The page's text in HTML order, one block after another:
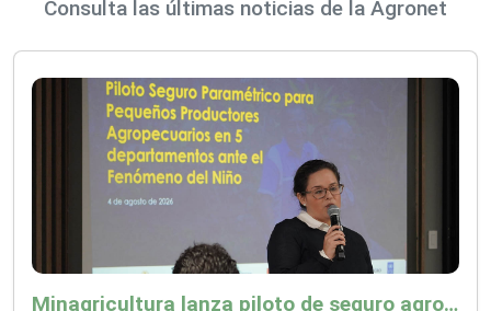
Consulta las últimas noticias de la Agronet
Minagricultura lanza piloto de seguro agropecuario por $9.625 millones para proteger a más de 14.000 pequeños productores contra riesgos del Fenómeno de El Niño